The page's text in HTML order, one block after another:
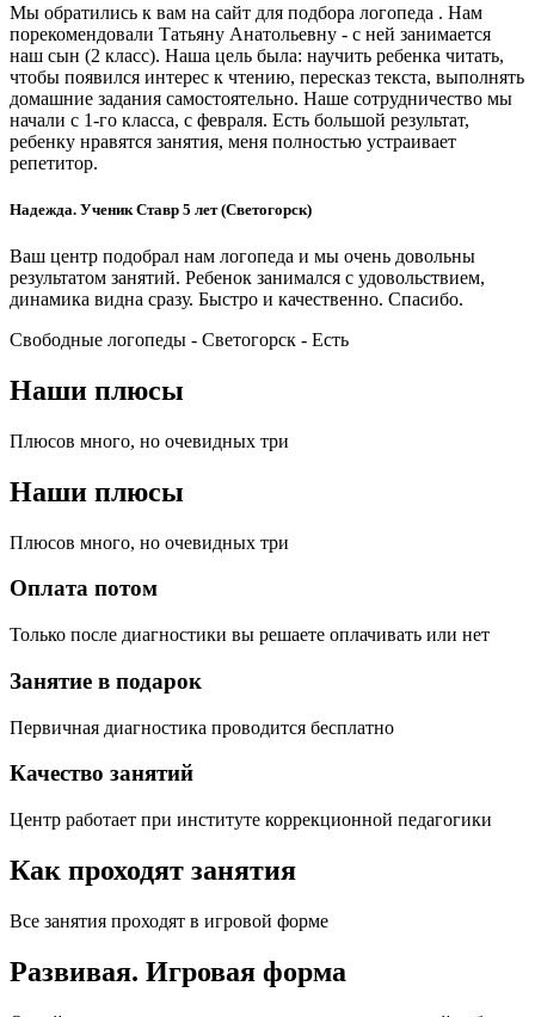
Мы обратились к вам на сайт для подбора логопеда . Нам
порекомендовали Татьяну Анатольевну - с ней занимается
наш сын (2 класс). Наша цель была: научить ребенка читать,
чтобы появился интерес к чтению, пересказ текста, выполнять
домашние задания самостоятельно. Наше сотрудничество мы
начали с 1-го класса, с февраля. Есть большой результат,
ребенку нравятся занятия, меня полностью устраивает
репетитор.
Надежда. Ученик Ставр 5 лет (Светогорск)
Ваш центр подобрал нам логопеда и мы очень довольны
результатом занятий. Ребенок занимался с удовольствием,
динамика видна сразу. Быстро и качественно. Спасибо.
Свободные логопеды - Светогорск - Есть
Наши плюсы
Плюсов много, но очевидных три
Наши плюсы
Плюсов много, но очевидных три
Оплата потом
Только после диагностики вы решаете оплачивать или нет
Занятие в подарок
Первичная диагностика проводится бесплатно
Качество занятий
Центр работает при институте коррекционной педагогики
Как проходят занятия
Все занятия проходят в игровой форме
Развивая. Игровая форма